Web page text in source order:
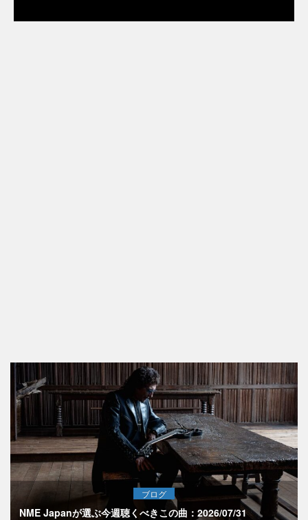
ブログ
NME Japanが選ぶ今週聴くべきこの曲：2026/07/31